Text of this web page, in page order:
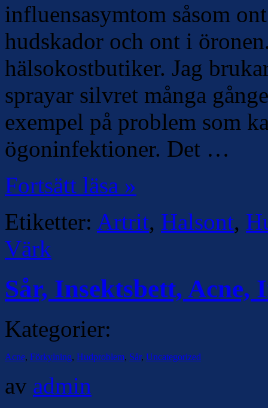
influensasymtom såsom
hudskador och ont i
hälsokostbutiker. Jag
sprayar silvret många
exempel på problem som
ögoninfektioner. Det …
Fortsätt läsa »
Etiketter: Artrit, Halsont,
Värk
Sår, Insektsbett,
Kategorier:
Acne, Förkylning, Hudproblem, Sår, Uncategorized
av admin